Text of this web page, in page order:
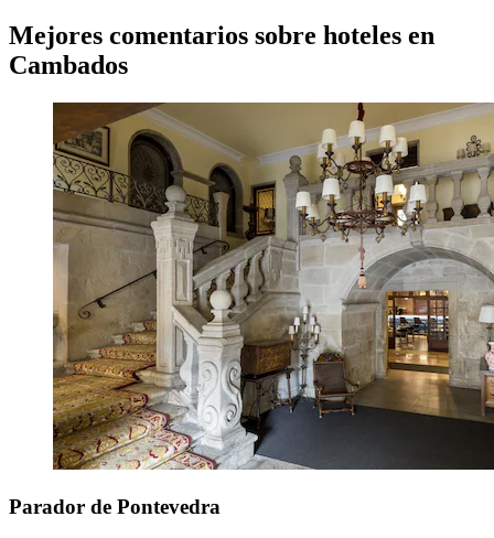
Mejores comentarios sobre hoteles en
Cambados
Parador de Pontevedra